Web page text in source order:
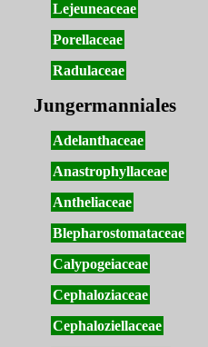
Lejeuneaceae
Porellaceae
Radulaceae
Jungermanniales
Adelanthaceae
Anastrophyllaceae
Antheliaceae
Blepharostomataceae
Calypogeiaceae
Cephaloziaceae
Cephaloziellaceae